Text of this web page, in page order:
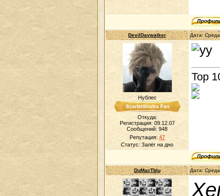
DevilDaywalker Дата:
Нублес
Откуда:
Регистрация: 09.12.07
Сообщений: 948
Репутация: 47
Статус: Залёг на дно
Top
DuMacTblu Дата: